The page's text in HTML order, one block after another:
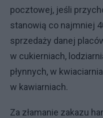
pocztowej, jeśli
stanowią co najmniej
sprzedaży danej
w cukierniach,
płynnych, w
w kawiarniach.
Za złamanie zakazu